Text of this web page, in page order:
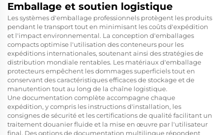
Emballage et soutien logistique
Les systèmes d'emballage professionnels protègent les produits
pendant le transport tout en minimisant les coûts d'expédition
et l'impact environnemental. La conception d'emballages
compacts optimise l'utilisation des conteneurs pour les
expéditions internationales, soutenant ainsi des stratégies de
distribution mondiale rentables. Les matériaux d'emballage
protecteurs empêchent les dommages superficiels tout en
conservant des caractéristiques efficaces de stockage et de
manutention tout au long de la chaîne logistique.
Une documentation complète accompagne chaque
expédition, y compris les instructions d'installation, les
consignes de sécurité et les certifications de qualité facilitant un
traitement douanier fluide et la mise en œuvre par l'utilisateur
final. Des options de documentation multilingue répondent